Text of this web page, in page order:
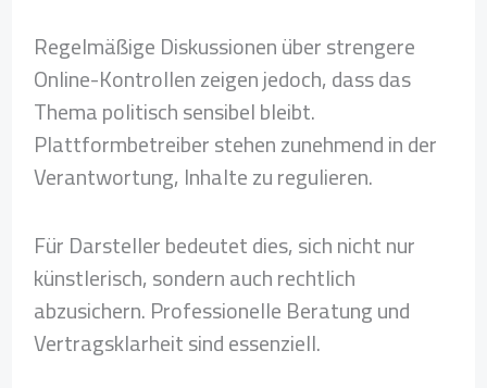
Regelmäßige Diskussionen über strengere
Online-Kontrollen zeigen jedoch, dass das
Thema politisch sensibel bleibt.
Plattformbetreiber stehen zunehmend in der
Verantwortung, Inhalte zu regulieren.
Für Darsteller bedeutet dies, sich nicht nur
künstlerisch, sondern auch rechtlich
abzusichern. Professionelle Beratung und
Vertragsklarheit sind essenziell.